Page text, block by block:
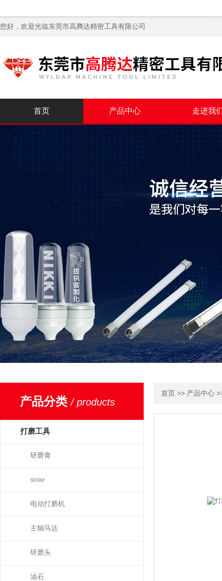
您好，欢迎光临东莞市高腾达精密工具有限公司
首页 产品中心 走进我
产品分类/ products
打磨工具
研磨膏
stone
电动打磨机
主轴马达
研磨头
油石
首页 >> 产品中心